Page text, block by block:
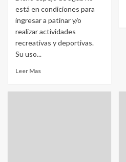
está en condiciones para
ingresar a patinar y/o
realizar actividades
recreativas y deportivas.
Su uso...
Leer Mas